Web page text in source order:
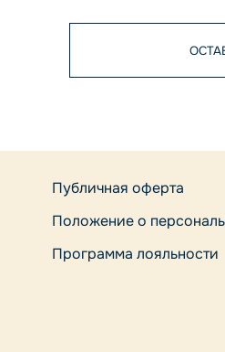
Публичная оферта
Положение о
Программа лояльности